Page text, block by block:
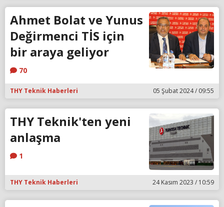
Ahmet Bolat ve Yunus
Değirmenci TİS için
bir araya geliyor
70
THY Teknik Haberleri 05 Şubat 2024 / 09:55
THY Teknik'ten yeni
anlaşma
1
THY Teknik Haberleri 24 Kasım 2023 / 10:59